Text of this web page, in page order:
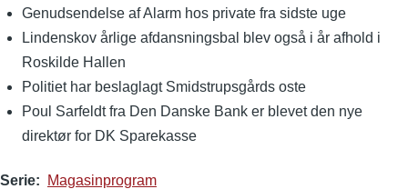
Genudsendelse af Alarm hos private fra sidste uge
Lindenskov årlige afdansningsbal blev også i år afhold i
Roskilde Hallen
Politiet har beslaglagt Smidstrupsgårds oste
Poul Sarfeldt fra Den Danske Bank er blevet den nye
direktør for DK Sparekasse
Serie Magasinprogram